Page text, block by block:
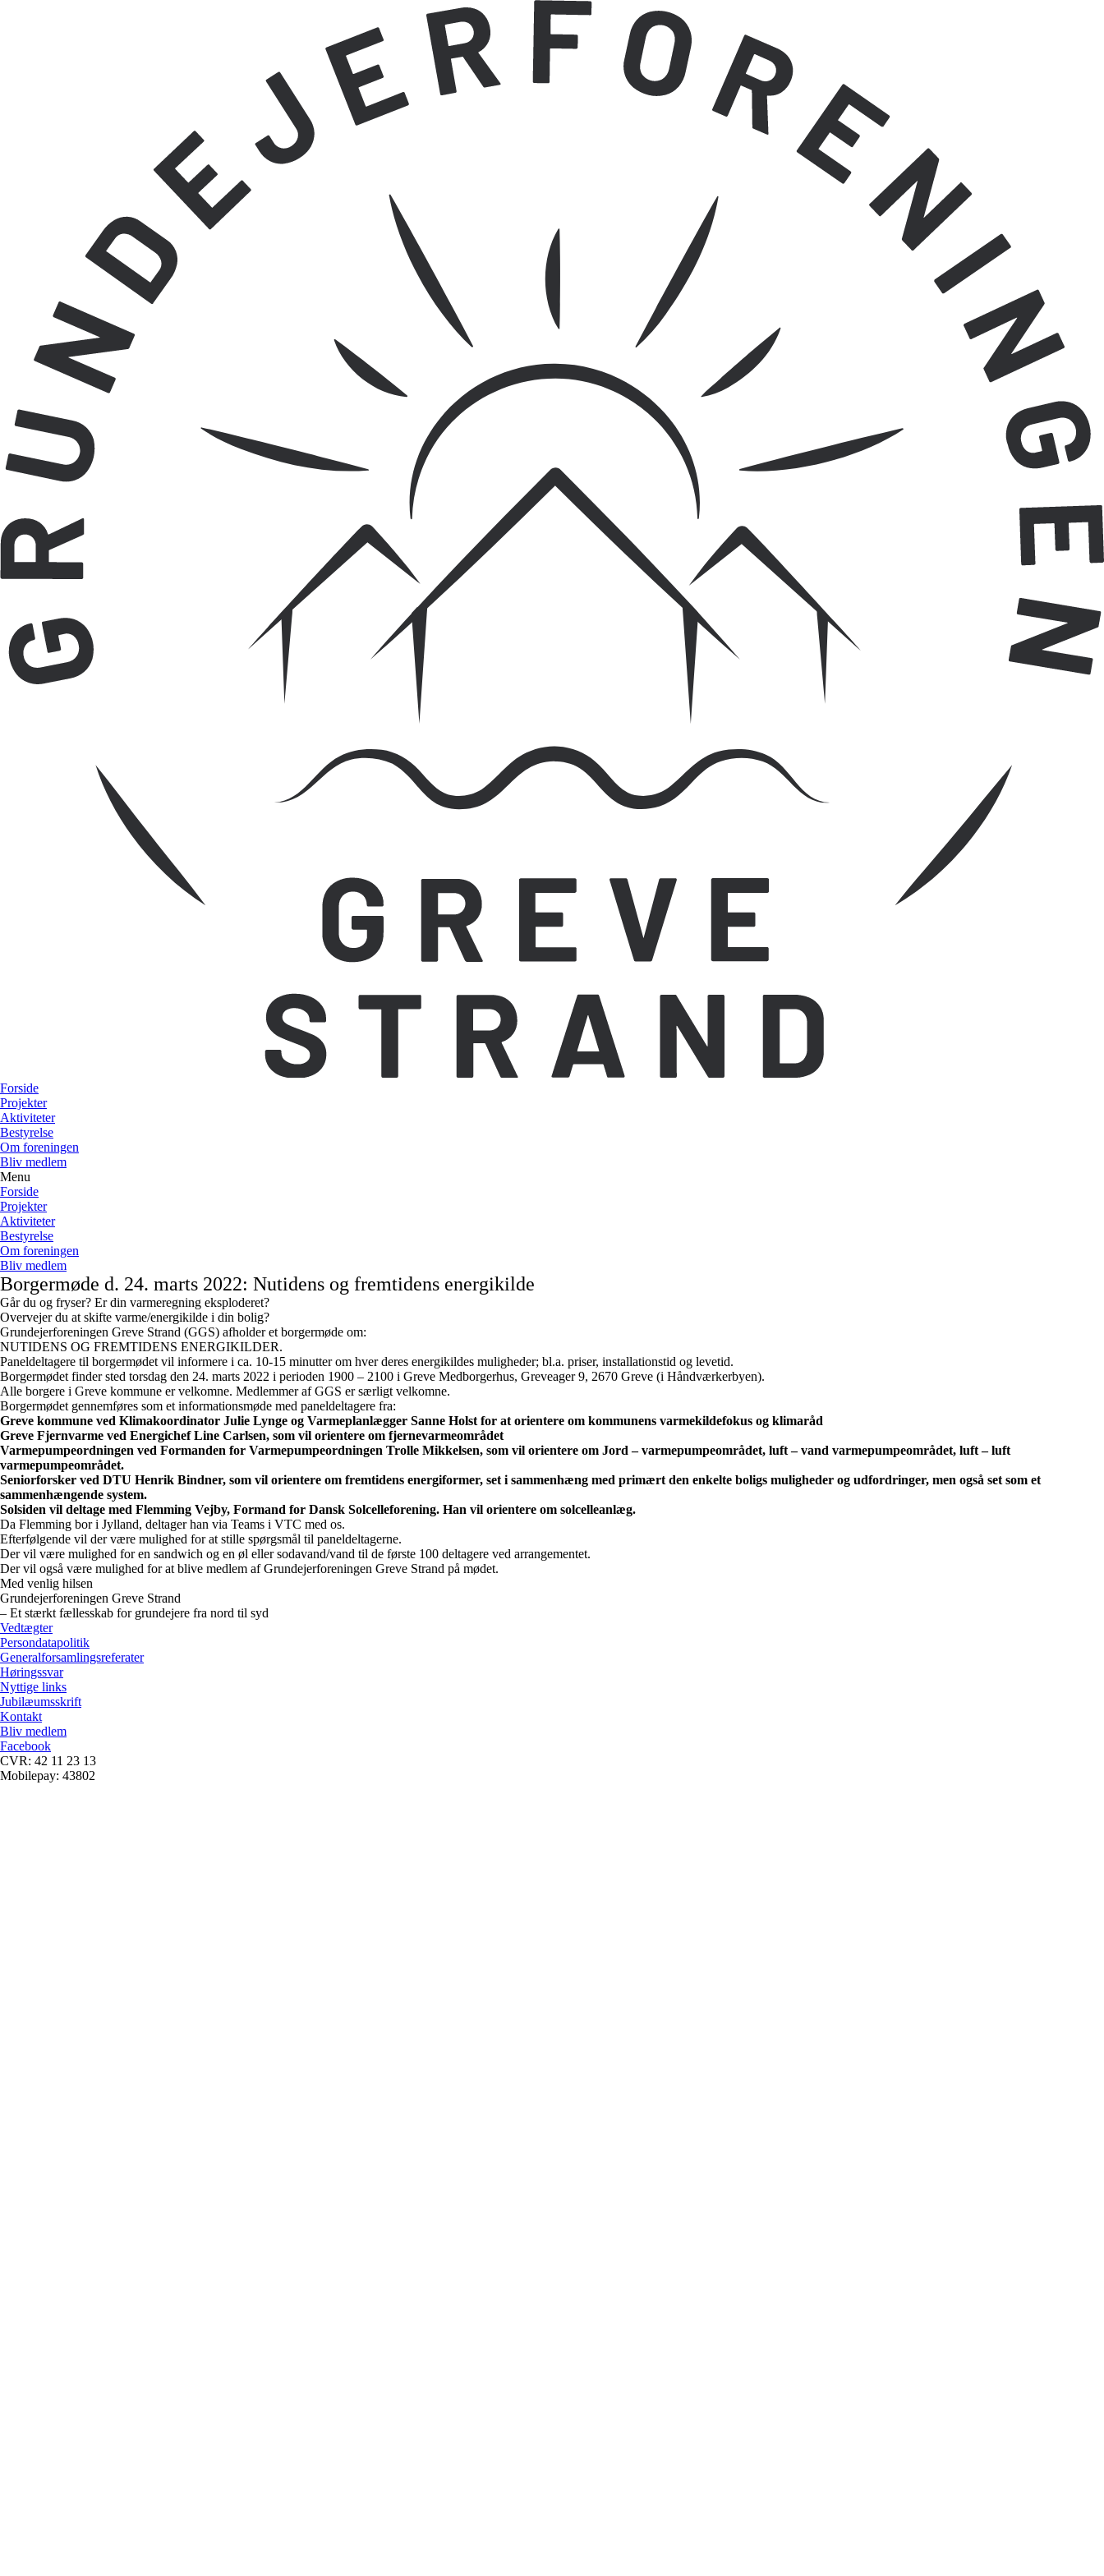
Forside
Projekter
Aktiviteter
Bestyrelse
Om foreningen
Bliv medlem
Menu
Forside
Projekter
Aktiviteter
Bestyrelse
Om foreningen
Bliv medlem
Borgermøde d. 24. marts 2022: Nutidens og fremtidens energikilde
Går du og fryser? Er din varmeregning eksploderet?
Overvejer du at skifte varme/energikilde i din bolig?
Grundejerforeningen Greve Strand (GGS) afholder et borgermøde om:
NUTIDENS OG FREMTIDENS ENERGIKILDER.
Paneldeltagere til borgermødet vil informere i ca. 10-15 minutter om hver deres energikildes muligheder; bl.a. priser, installationstid og levetid.
Borgermødet finder sted torsdag den 24. marts 2022 i perioden 1900 – 2100 i Greve Medborgerhus, Greveager 9, 2670 Greve (i Håndværkerbyen).
Alle borgere i Greve kommune er velkomne. Medlemmer af GGS er særligt velkomne.
Borgermødet gennemføres som et informationsmøde med paneldeltagere fra:
Greve kommune ved Klimakoordinator Julie Lynge og Varmeplanlægger Sanne Holst for at orientere om kommunens varmekildefokus og klimaråd
Greve Fjernvarme ved Energichef Line Carlsen, som vil orientere om fjernevarmeområdet
Varmepumpeordningen ved Formanden for Varmepumpeordningen Trolle Mikkelsen, som vil orientere om Jord – varmepumpeområdet, luft – vand varmepumpeområdet, luft – luft
varmepumpeområdet.
Seniorforsker ved DTU Henrik Bindner, som vil orientere om fremtidens energiformer, set i sammenhæng med primært den enkelte boligs muligheder og udfordringer, men også set som et
sammenhængende system.
Solsiden vil deltage med Flemming Vejby, Formand for Dansk Solcelleforening. Han vil orientere om solcelleanlæg.
Da Flemming bor i Jylland, deltager han via Teams i VTC med os.
Efterfølgende vil der være mulighed for at stille spørgsmål til paneldeltagerne.
Der vil være mulighed for en sandwich og en øl eller sodavand/vand til de første 100 deltagere ved arrangementet.
Der vil også være mulighed for at blive medlem af Grundejerforeningen Greve Strand på mødet.
Med venlig hilsen
Grundejerforeningen Greve Strand
– Et stærkt fællesskab for grundejere fra nord til syd
Vedtægter
Persondatapolitik
Generalforsamlingsreferater
Høringssvar
Nyttige links
Jubilæumsskrift
Kontakt
Bliv medlem
Facebook
CVR: 42 11 23 13
Mobilepay: 43802